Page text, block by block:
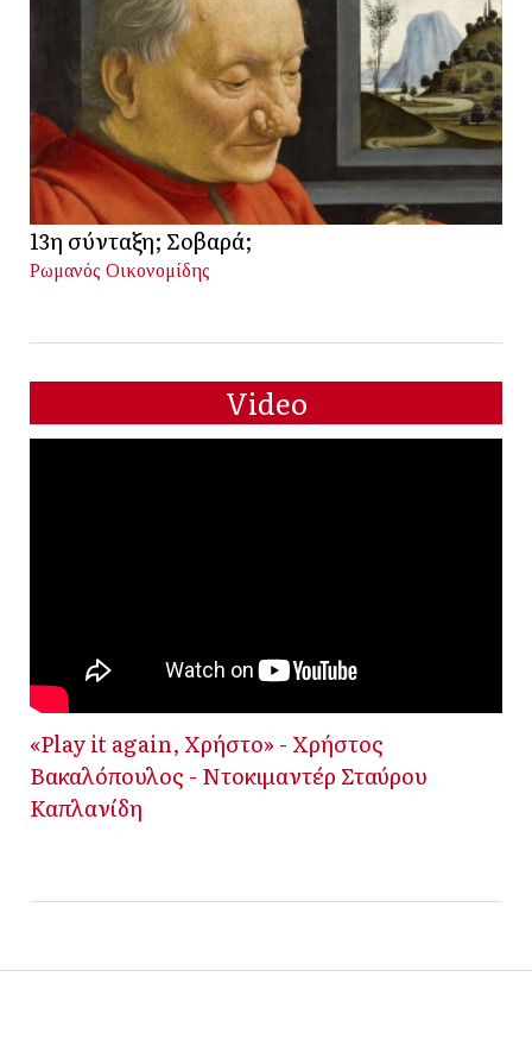
13η σύνταξη; Σοβαρά;
Ρωμανός Οικονομίδης
Video
«Play it again, Χρήστο» - Χρήστος
Βακαλόπουλος - Ντοκιμαντέρ Σταύρου
Καπλανίδη